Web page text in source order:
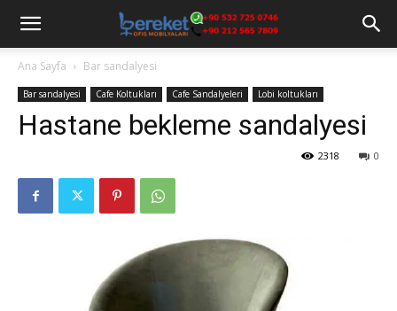
Ana Sayfa Bar sandalyesi
Bar sandalyesi Cafe Koltukları Cafe Sandalyeleri Lobi koltukları
Hastane bekleme sandalyesi
0
2318